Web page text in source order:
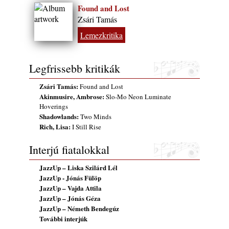
Found and Lost
Zsári Tamás
Lemezkritika
Legfrissebb kritikák
Zsári Tamás:Found and Lost
Akinmusire, Ambrose:Slo-Mo Neon Luminate
Hoverings
Shadowlands:Two Minds
Rich, Lisa:I Still Rise
Interjú fiatalokkal
JazzUp – Liska Szilárd Lél
JazzUp - Jónás Fülöp
JazzUp – Vajda Attila
JazzUp – Jónás Géza
JazzUp – Németh Bendegúz
További interjúk